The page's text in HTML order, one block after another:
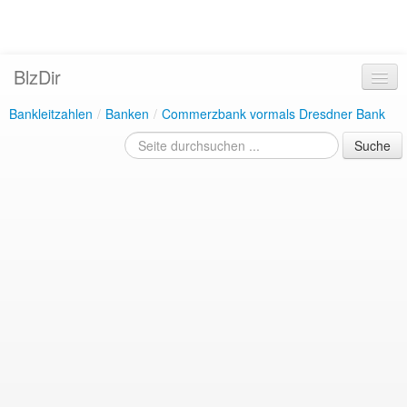
BlzDir
Bankleitzahlen / Banken / Commerzbank vormals Dresdner Bank
Suche